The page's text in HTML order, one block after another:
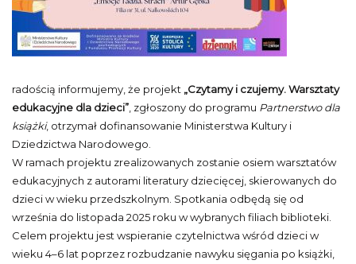
radością informujemy, że projekt „Czytamy i czujemy. Warsztaty
edukacyjne dla dzieci” , zgłoszony do programu Partnerstwo dla
książki, otrzymał dofinansowanie Ministerstwa Kultury i
Dziedzictwa Narodowego.
W ramach projektu zrealizowanych zostanie osiem warsztatów
edukacyjnych z autorami literatury dziecięcej, skierowanych do
dzieci w wieku przedszkolnym. Spotkania odbędą się od
września do listopada 2025 roku w wybranych filiach biblioteki.
Celem projektu jest wspieranie czytelnictwa wśród dzieci w
wieku 4–6 lat poprzez rozbudzanie nawyku sięgania po książki,